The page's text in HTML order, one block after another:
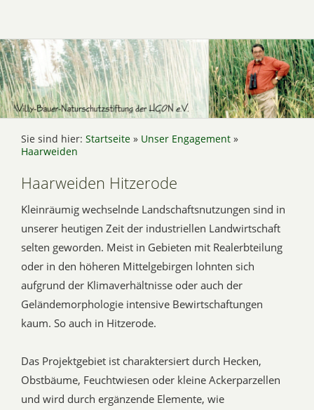
Sie sind hier: Startseite » Unser Engagement »
Haarweiden
Haarweiden Hitzerode
Kleinräumig wechselnde Landschaftsnutzungen sind in
unserer heutigen Zeit der industriellen Landwirtschaft
selten geworden. Meist in Gebieten mit Realerbteilung
oder in den höheren Mittelgebirgen lohnten sich
aufgrund der Klimaverhältnisse oder auch der
Geländemorphologie intensive Bewirtschaftungen
kaum. So auch in Hitzerode.
Das Projektgebiet ist charaktersiert durch Hecken,
Obstbäume, Feuchtwiesen oder kleine Ackerparzellen
und wird durch ergänzende Elemente, wie